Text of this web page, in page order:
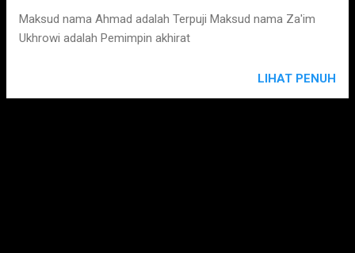
Maksud nama Ahmad adalah Terpuji Maksud nama Za'im
Ukhrowi adalah Pemimpin akhirat
LIHAT PENUH